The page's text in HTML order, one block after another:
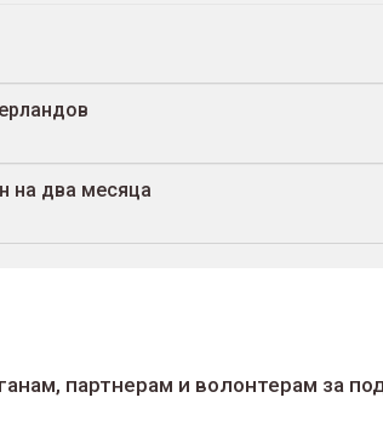
на два месяца
партнерам и волонтерам за